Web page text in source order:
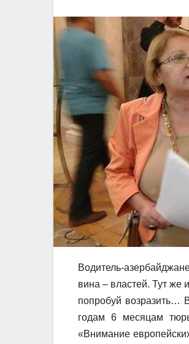
Водитель-
вина – властей. Тут же
попробуй возразить…
годам 6 месяцам
«Внимание